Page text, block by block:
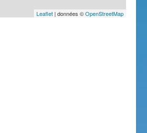
Leaflet| données ©OpenStreetMap